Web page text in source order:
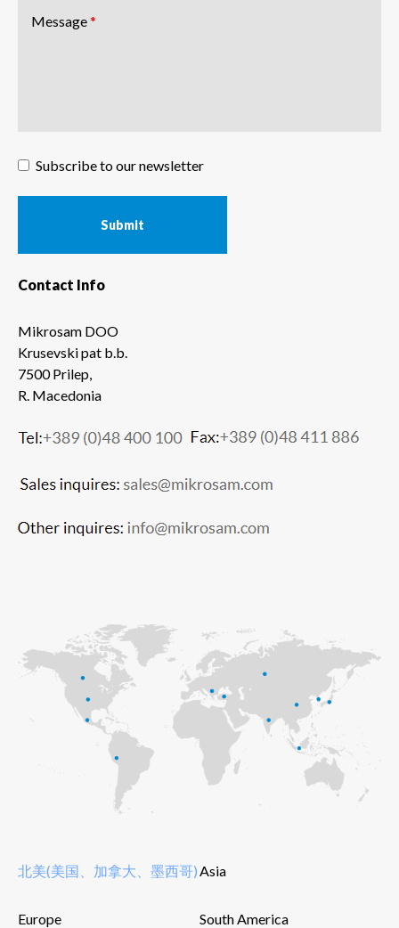
Message*
Subscribe to our newsletter
Contact Info
Mikrosam DOO
Krusevski pat b.b.
7500 Prilep,
R. Macedonia
北美(美国、加拿大、墨西哥)Asia
Europe South America